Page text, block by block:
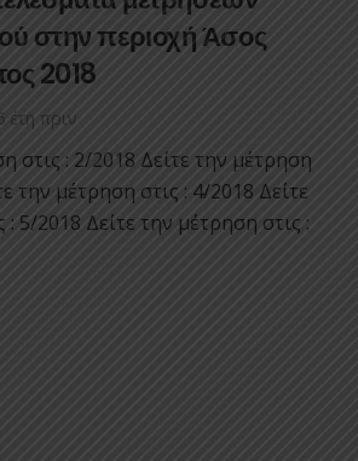
στην περιοχή Άσος
2018
έτη πριν
στις : 2/2018 Δείτε την μέτρηση
την μέτρηση στις : 4/2018 Δείτε
: 5/2018 Δείτε την μέτρηση στις :